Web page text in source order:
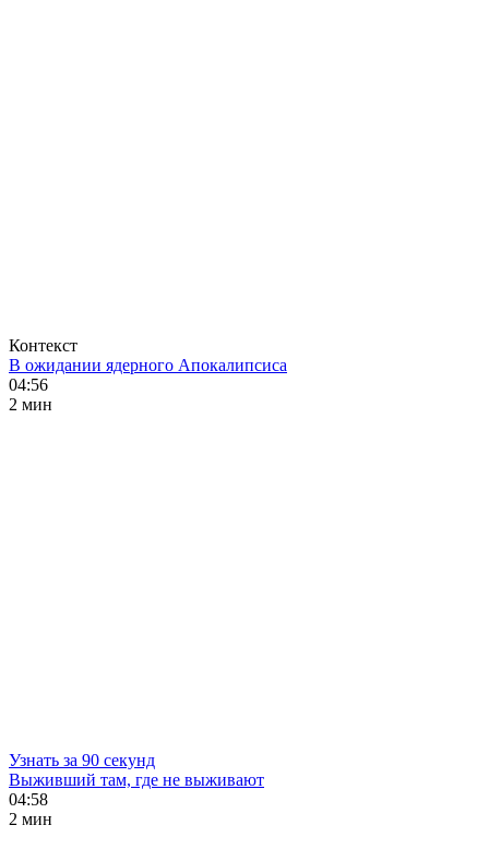
Контекст
В ожидании ядерного Апокалипсиса
04:56
2 мин
Узнать за 90 секунд
Выживший там, где не выживают
04:58
2 мин